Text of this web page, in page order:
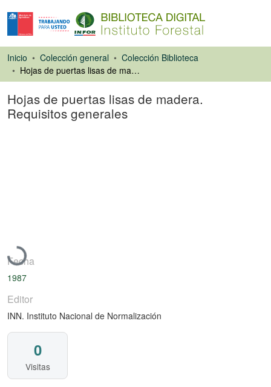
Inicio Colección general
Colección Biblioteca
Hojas de puertas lisas de madera. Requisitos generales
Hojas de puertas lisas de madera.
Requisitos generales
Cargando...
Fecha
1987
Editor
INN. Instituto Nacional de Normalización
0
Visitas